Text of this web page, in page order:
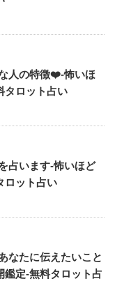
人の特徴❤️-怖いほ
タロット占い
占います-怖いほど
ロット占い
なたに伝えたいこと
鑑定-無料タロット占